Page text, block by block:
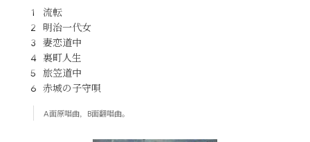
流転
明治一代女
妻恋道中
裏町人生
旅笠道中
赤城の子守唄
A面原唱曲，B面翻唱曲。